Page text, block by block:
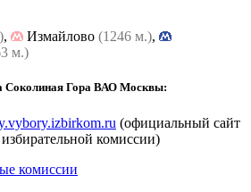
, Измайлово (1246 м.),
м.)
Гора ВАО Москвы:
(официальный сайт
комиссии)
комиссии